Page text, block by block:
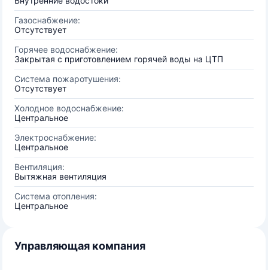
Газоснабжение:
Отсутствует
Горячее водоснабжение:
Закрытая с приготовлением горячей воды на ЦТП
Система пожаротушения:
Отсутствует
Холодное водоснабжение:
Центральное
Электроснабжение:
Центральное
Вентиляция:
Вытяжная вентиляция
Система отопления:
Центральное
Управляющая компания